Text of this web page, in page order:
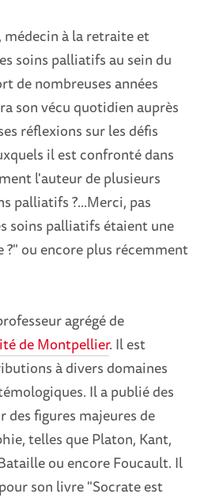
médecin à la retraite et
soins palliatifs au sein du
de nombreuses années
son vécu quotidien auprès
réflexions sur les défis
il est confronté dans
l'auteur de plusieurs
palliatifs ?...Merci, pas
soins palliatifs étaient une
ou encore plus récemment
agrégé de
de Montpellier. Il est
à divers domaines
Il a publié des
des figures majeures de
telles que Platon, Kant,
ou encore Foucault. Il
son livre "Socrate est